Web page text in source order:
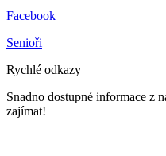
Facebook
Senioři
Rychlé odkazy
Snadno dostupné informace z
zajímat!